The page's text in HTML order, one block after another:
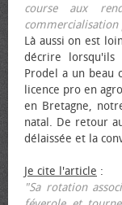
course aux
Là aussi on est
décrire
Prodel a un beau
licence pro en
en Bretagne,
natal. De retour
délaissée et la
Je cite l'article :
"Sa rotation